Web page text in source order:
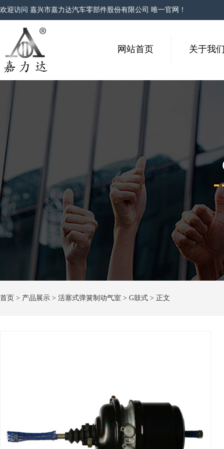
欢迎访问 嘉兴市嘉力达汽车零部件股份有限公司 唯一官网！
网站首页 关于我
首页 > 产品展示 > 活塞式弹簧制动气室 > G鼓式 > 正文